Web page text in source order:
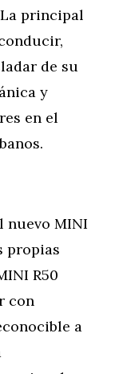
principal
de su
y
en el
nuevo MINI
propias
R50
con
a